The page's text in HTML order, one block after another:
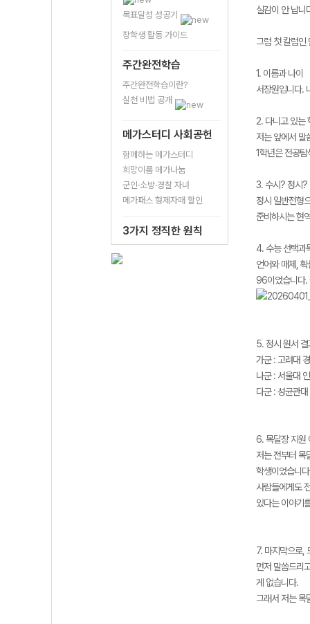
목표달성 성공기
장학생 활동 가이드
주간완전학습
주간완전학습이란?
실천 비법 공개
메가스터디 사회공헌
함께하는 메가스터디
희망이룸 메가나눔
군인·소방·경찰 자녀
메가패스 형제자매 할인
3가지 정직한 원칙
실감이 안 납니
그럼 첫 칼럼인
1. 이름과 나이
서장원입니다.
2. 다니고 있는
저는 앞에서 말
1학년은 전공
3. 수시? 정시?
정시 일반전형
준비하시는 현
4. 수능 선택과
언어와 매체,
96이었습니다.
5. 정시 원서 결
가군 : 고려대
나군 : 서울대
다군 : 성균관
6. 목달장 지원
저는 전부터 목
학생이었습니
사람들에게도
있다는 이야기
7. 마지막으로,
먼저 말씀드리
게 없습니다.
그래서 저는 목